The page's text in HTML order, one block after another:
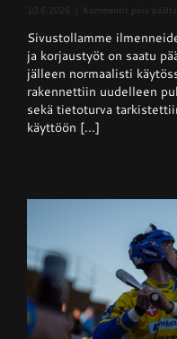
10.6.2026 Kommentit pois päältä
Sivustollamme
ja korjaustyöt on saatu
jälleen normaalisti
rakennettiin uudelleen
sekä tietoturva
käyttöön [...]